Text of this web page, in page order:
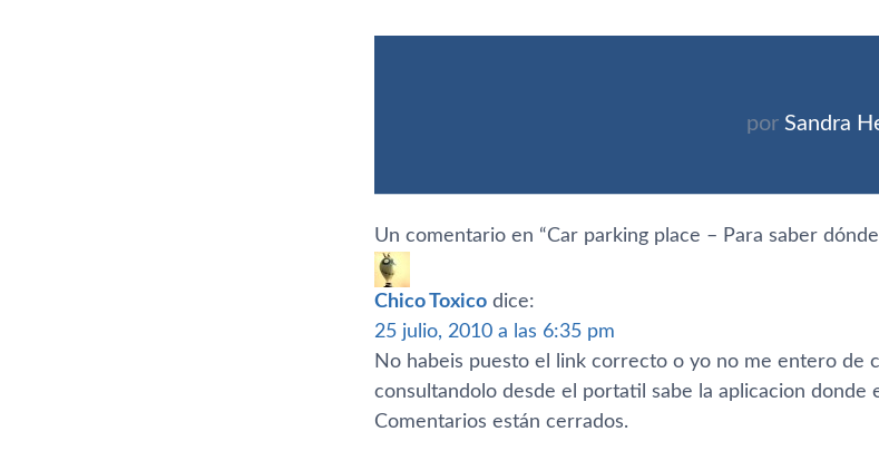
por Sandra
Un comentario en “Car parking place – Para saber
Chico Toxico dice:
25 julio, 2010 a las 6:35 pm
No habeis puesto el link correcto o yo no me entero de
consultandolo desde el portatil sabe la aplicacion donde
Comentarios están cerrados.